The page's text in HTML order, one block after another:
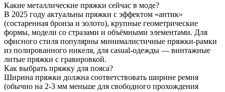
Какие металлические пряжки сейчас в моде?
В 2025 году актуальны пряжки с эффектом «антик»
(состаренная бронза и золото), крупные геометрические
формы, модели со стразами и объёмными элементами. Для
офисного стиля популярны минималистичные пряжки-рамки
из полированного никеля, для casual-одежды — винтажные
литые пряжки с гравировкой.
Как выбрать пряжку для пояса?
Ширина пряжки должна соответствовать ширине ремня
(обычно на 2-3 мм меньше для свободного прохождения